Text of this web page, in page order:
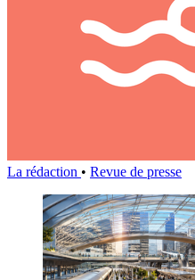
La rédaction • Revue de presse